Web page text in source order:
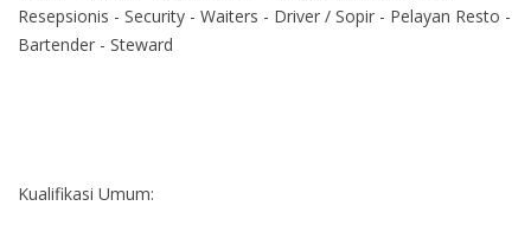
Resepsionis - Security - Waiters - Driver / Sopir - Pelayan Resto -
Bartender - Steward
Kualifikasi Umum: